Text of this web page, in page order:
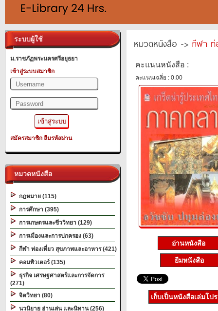
ระบบผู้ใช้
ม.ราชภัฏพระนครศรีอยุธยา
เข้าสู่ระบบสมาชิก
สมัครสมาชิก ลืมรหัสผ่าน
หมวดหนังสือ
กฎหมาย (115)
การศึกษา (395)
การเกษตรและชีววิทยา (129)
การเมืองและการปกครอง (63)
กีฬา ท่องเที่ยว สุขภาพและอาหาร (421)
คอมพิวเตอร์ (135)
ธุรกิจ เศรษฐศาสตร์และการจัดการ
(271)
จิตวิทยา (80)
นวนิยาย อ่านเล่น และนิทาน (256)
หมวดหนังสือ -> กีฬา ท่
คะแนนหนังสือ :
คะแนนเฉลี่ย : 0.00
อ่านหนังสือ
ยืมหนังสือ
เก็บเป็นหนังสือเล่มโป